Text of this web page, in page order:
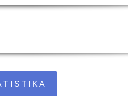
T I S T I K A